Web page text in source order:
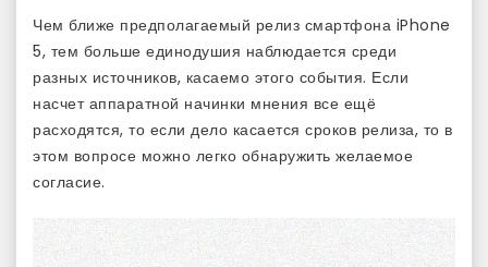
Чем ближе предполагаемый релиз смартфона iPhone
5, тем больше единодушия наблюдается среди
разных источников, касаемо этого события. Если
насчет аппаратной начинки мнения все ещё
расходятся, то если дело касается сроков релиза, то в
этом вопросе можно легко обнаружить желаемое
согласие.